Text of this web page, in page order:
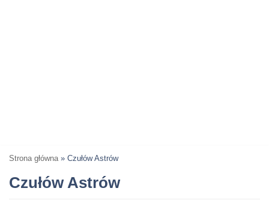
Strona główna » Czułów Astrów
Czułów Astrów